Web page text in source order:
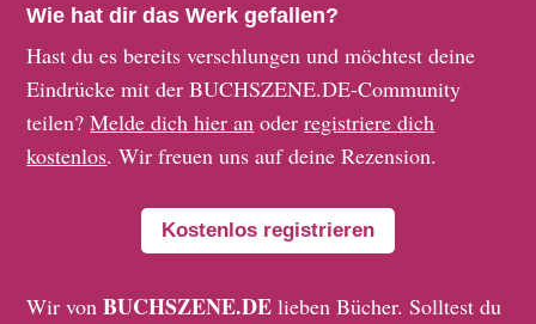
Wie hat dir das Werk gefallen?
Hast du es bereits verschlungen und möchtest deine
Eindrücke mit der BUCHSZENE.DE-Community
teilen?Melde dich hier an oderregistriere dich
kostenlos. Wir freuen uns auf deine Rezension.
Kostenlos registrieren
Wir vonBUCHSZENE.DE lieben Bücher. Solltest du